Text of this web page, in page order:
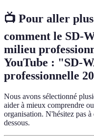
📺 Pour aller
comment le SD-
milieu
YouTube : "SD-
professionnelle
Nous avons sélectionné
aider à mieux comprendre
organisation. N'hésitez pas
dessous.